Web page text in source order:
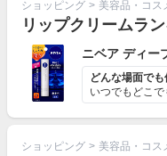
ショッピング > 美容品・コス
リップクリームラ
ニベア ディー
どんな場面で
ショッピング > 美容品・コス